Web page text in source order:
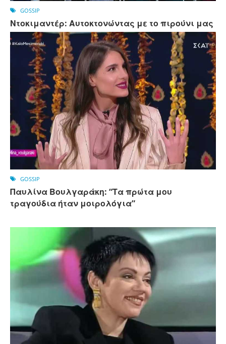
GOSSIP
Ντοκιμαντέρ: Αυτοκτονώντας με το πιρούνι μας
GOSSIP
Παυλίνα Βουλγαράκη: “Τα πρώτα μου
τραγούδια ήταν μοιρολόγια”